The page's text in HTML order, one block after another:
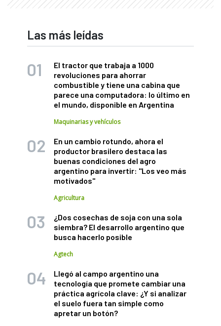
Las más leídas
El tractor que trabaja a 1000
revoluciones para ahorrar
combustible y tiene una cabina que
parece una computadora: lo último en
el mundo, disponible en Argentina
Maquinarias y vehículos
En un cambio rotundo, ahora el
productor brasilero destaca las
buenas condiciones del agro
argentino para invertir: "Los veo más
motivados"
Agricultura
¿Dos cosechas de soja con una sola
siembra? El desarrollo argentino que
busca hacerlo posible
Agtech
Llegó al campo argentino una
tecnología que promete cambiar una
práctica agrícola clave: ¿Y si analizar
el suelo fuera tan simple como
apretar un botón?